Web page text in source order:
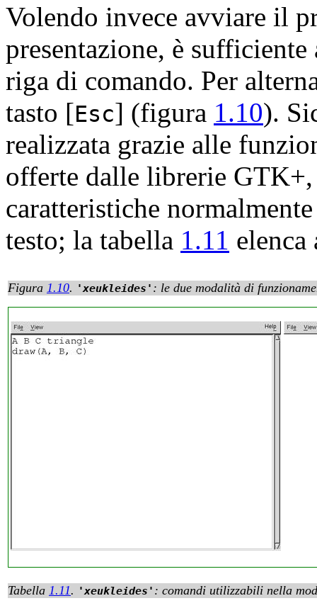
Volendo invece avviare il
presentazione, è
riga di comando. Per
tasto [Esc] (figura 1.10).
realizzata grazie alle
offerte dalle librerie
caratteristiche
testo; la tabella 1.11
Figura 1.10. xeukleides : le due modalità di
Tabella 1.11. xeukleides : comandi utilizzabili nella